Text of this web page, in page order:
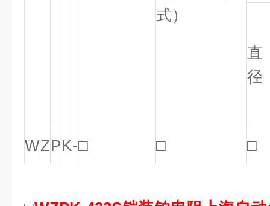
式）
直
径
WZPK-□ □ □